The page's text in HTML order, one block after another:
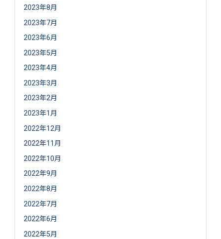
2023年8月
2023年7月
2023年6月
2023年5月
2023年4月
2023年3月
2023年2月
2023年1月
2022年12月
2022年11月
2022年10月
2022年9月
2022年8月
2022年7月
2022年6月
2022年5月